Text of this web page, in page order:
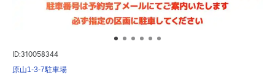
ID:310058344
原山1-3-7駐車場